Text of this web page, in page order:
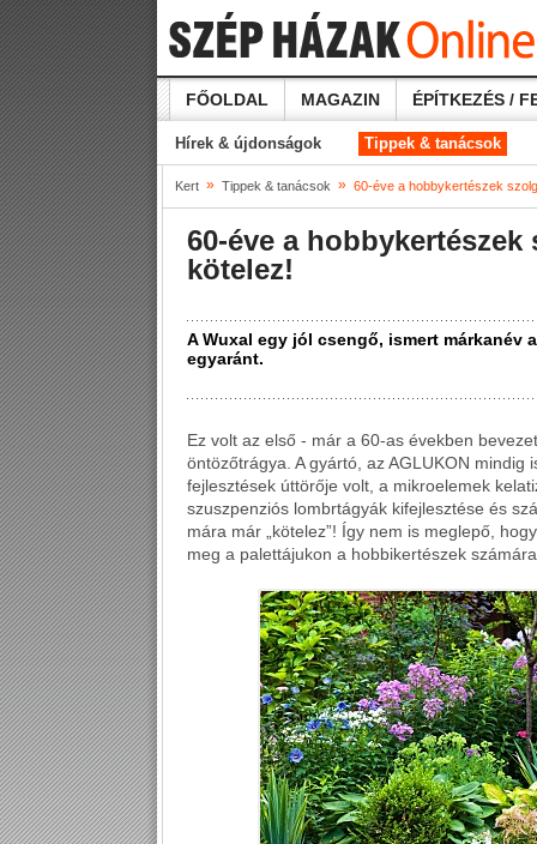
FŐOLDAL MAGAZIN ÉPÍTKEZÉS /
Hírek & újdonságok Tippek & tanácsok
Kert » Tippek & tanácsok » 60-éve a hobbykertészek
60-éve a
kötelez!
A Wuxal egy jól csengő, ismert márkanév
egyaránt.
Ez volt az első - már a 60-as években
öntözőtrágya. A gyártó, az AGLUKON
fejlesztések úttörője volt, a mikroelemek
szuszpenziós lombrtágyák kifejlesztése és
mára már „kötelez”! Így nem is meglepő,
meg a palettájukon a hobbikertészek